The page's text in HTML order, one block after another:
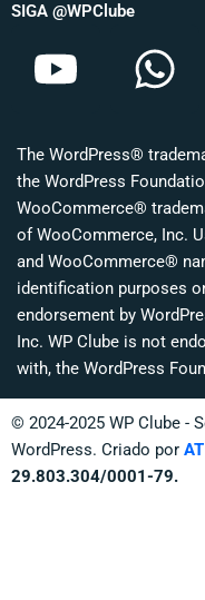
SIGA @WPClube
Y
o
u
t
u
b
e
W
h
a
t
s
a
p
p
The WordPress®
the WordPress
WooCommerce®
of WooCommerce, Inc.
and WooCommerce®
identification purposes
endorsement by
Inc. WP Clube is not
with, the WordPress
© 2024-2025 WP Clube -
WordPress. Criado por
29.803.304/0001-79.